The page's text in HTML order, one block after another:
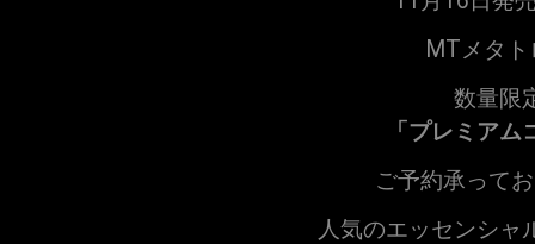
MTメタト
数量限
「プレミアム
ご予約承って
人気のエッセンシャ